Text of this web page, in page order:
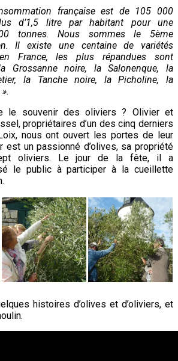
française est de 105 000
d’1,5 litre par habitant pour une
tonnes. Nous sommes le 5ème
Il existe une centaine de variétés
France, les plus répandues sont
Grossanne noire, la Salonenque, la
la Tanche noire, la Picholine, la
le souvenir des oliviers ? Olivier et
propriétaires d’un des cinq derniers
nous ont ouvert les portes de leur
est un passionné d’olives, sa propriété
oliviers. Le jour de la fête, il a
le public à participer à la cueillette
histoires d’olives et d’oliviers, et